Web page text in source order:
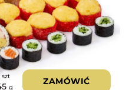
szt
g
ZAMÓWIĆ